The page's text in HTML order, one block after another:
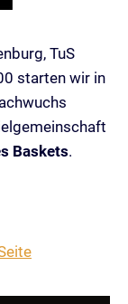
TuS
starten wir in
Baskets.